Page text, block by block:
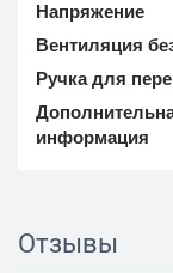
Напряжение
Вентиляция
Ручка для
информация
Отзывы